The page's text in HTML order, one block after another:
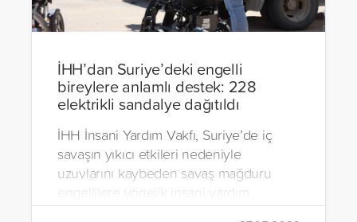
İHH’dan Suriye’deki engelli
bireylere anlamlı destek: 228
elektrikli sandalye dağıtıldı
İHH İnsani Yardım Vakfı, Suriye’de iç
savaşın yıkıcı etkileri nedeniyle
uzuvlarını kaybeden savaş mağduru
engellilere yönelik insani yardım
çalışmalarını aralıksız sürdürüyor. Vakıf,